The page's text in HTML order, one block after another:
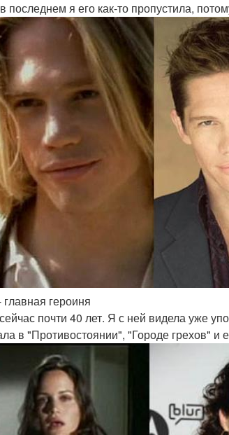
я его как-то пропустила,
героиня
почти 40 лет. Я с ней видела уже
в "Противостоянии", "Городе грехов"